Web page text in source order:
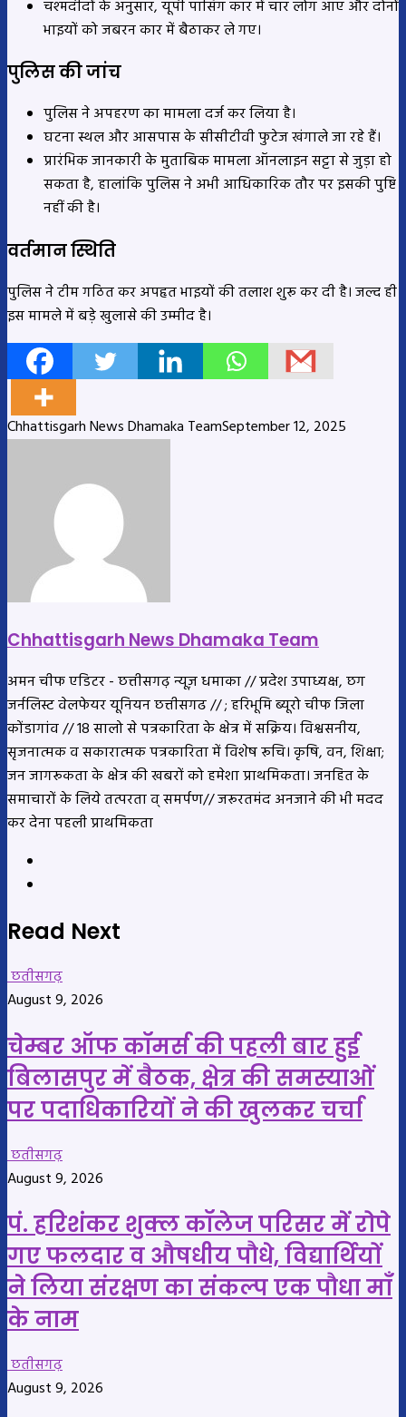
चश्मदीदों के अनुसार, यूपी पासिंग कार में चार लोग आए और दोनों
भाइयों को जबरन कार में बैठाकर ले गए।
पुलिस की जांच
पुलिस ने अपहरण का मामला दर्ज कर लिया है।
घटना स्थल और आसपास के सीसीटीवी फुटेज खंगाले जा रहे हैं।
प्रारंभिक जानकारी के मुताबिक मामला ऑनलाइन सट्टा से जुड़ा हो
सकता है, हालांकि पुलिस ने अभी आधिकारिक तौर पर इसकी पुष्टि
नहीं की है।
वर्तमान स्थिति
पुलिस ने टीम गठित कर अपहृत भाइयों की तलाश शुरू कर दी है। जल्द ही
इस मामले में बड़े खुलासे की उम्मीद है।
Chhattisgarh News Dhamaka TeamSeptember 12, 2025
Chhattisgarh News Dhamaka Team
अमन चीफ एडिटर - छत्तीसगढ़ न्यूज़ धमाका // प्रदेश उपाध्यक्ष, छग
जर्नलिस्ट वेलफेयर यूनियन छत्तीसगढ // ; हरिभूमि ब्यूरो चीफ जिला
कोंडागांव // 18 सालो से पत्रकारिता के क्षेत्र में सक्रिय। विश्वसनीय,
सृजनात्मक व सकारात्मक पत्रकारिता में विशेष रूचि। कृषि, वन, शिक्षा;
जन जागरूकता के क्षेत्र की खबरों को हमेशा प्राथमिकता। जनहित के
समाचारों के लिये तत्परता व् समर्पण// जरूरतमंद अनजाने की भी मदद
कर देना पहली प्राथमिकता
Read Next
छतीसगढ़
August 9, 2026
चेम्बर ऑफ कॉमर्स की पहली बार हुई
बिलासपुर में बैठक, क्षेत्र की समस्याओं
पर पदाधिकारियों ने की खुलकर चर्चा
छतीसगढ़
August 9, 2026
पं. हरिशंकर शुक्ल कॉलेज परिसर में रोपे
गए फलदार व औषधीय पौधे, विद्यार्थियों
ने लिया संरक्षण का संकल्प एक पौधा माँ
के नाम
छतीसगढ़
August 9, 2026